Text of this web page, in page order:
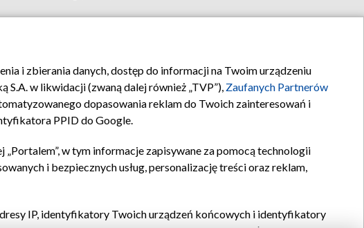
Biuro reklamy Kontakt
i zbierania danych, dostęp do informacji na Twoim urządzeniu
w likwidacji (zwaną dalej również „TVP”), Zaufanych Partnerów
dopasowania reklam do Twoich zainteresowań i
PPID do Google.
„Portalem”, w tym informacje zapisywane za pomocą technologii
i bezpiecznych usług, personalizację treści oraz reklam,
IP, identyfikatory Twoich urządzeń końcowych i identyfikatory